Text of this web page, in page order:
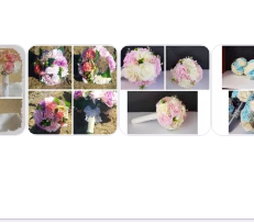
rosas
de
raso
y